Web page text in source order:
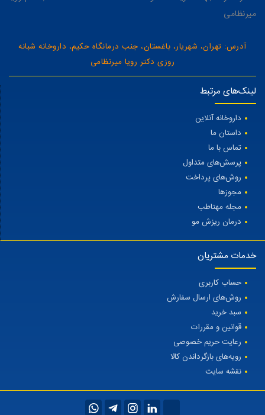
میرنظامی
آدرس: تهران، شهریار، باغستان، جنب درمانگاه حکیم، داروخانه شبانه
روزی دکتر رویا میرنظامی
لینک‌های مرتبط
داروخانه آنلاین
داستان ما
تماس با ما
پرسش‌های متداول
روش‌های پرداخت
مجوزها
مجله مهتاطب
درمان ریزش مو
خدمات مشتریان
حساب کاربری
روش‌های ارسال سفارش
سبد خرید
قوانین و مقررات
رعایت حریم خصوصی
رویه‌های بازگرداندن کالا
نقشه سایت